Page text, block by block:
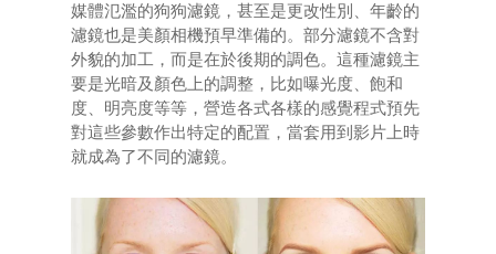
媒體氾濫的狗狗濾鏡，甚至是更改性別、年齡的
濾鏡也是美顏相機預早準備的。部分濾鏡不含對
外貌的加工，而是在於後期的調色。這種濾鏡主
要是光暗及顏色上的調整，比如曝光度、飽和
度、明亮度等等，營造各式各樣的感覺程式預先
對這些參數作出特定的配置，當套用到影片上時
就成為了不同的濾鏡。